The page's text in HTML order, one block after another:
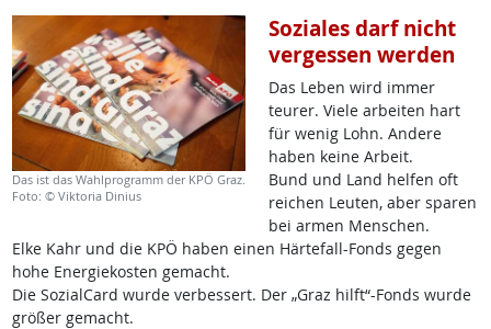
Das ist das Wahlprogramm der KPÖ Graz.
Foto: © Viktoria Dinius
Soziales darf nicht
vergessen werden
Das Leben wird immer
teurer. Viele arbeiten hart
für wenig Lohn. Andere
haben keine Arbeit.
Bund und Land helfen oft
reichen Leuten, aber sparen
bei armen Menschen.
Elke Kahr und die KPÖ haben einen Härtefall-Fonds gegen
hohe Energiekosten gemacht.
Die SozialCard wurde verbessert. Der „Graz hilft“-Fonds wurde
größer gemacht.